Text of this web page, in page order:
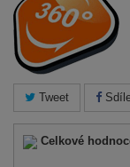
Tweet
Celkové